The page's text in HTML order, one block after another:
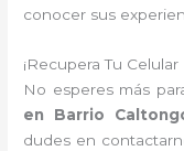
conocer sus
¡Recupera Tu
No esperes más
en Barrio
dudes en